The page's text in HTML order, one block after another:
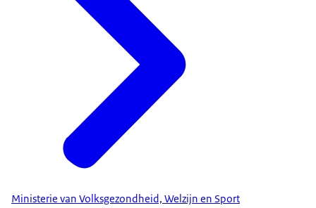
Ministerie van Volksgezondheid, Welzijn en Sport